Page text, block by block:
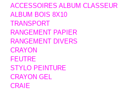
ACCESSOIRES ALBUM CLASSEUR
ALBUM BOIS 8X10
TRANSPORT
RANGEMENT PAPIER
RANGEMENT DIVERS
CRAYON
FEUTRE
STYLO PEINTURE
CRAYON GEL
CRAIE